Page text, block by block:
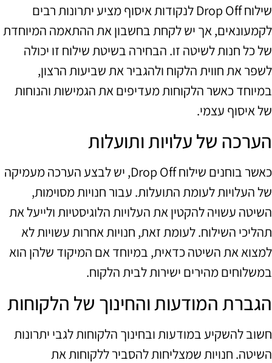
שילוח Drop Off לנקודות איסוף מציע יתרונות רבים
לקמעונאים, אך יש לקחת בחשבון את ההתאמה המיוחדת
של כל חנות לשיטה זו. הבחירה בשיטת שילוח זו יכולה
לשפר את חווית הלקוח ולהגביר את שביעות הרצון,
במיוחד כאשר הלקוחות מעדיפים את הגמישות והנוחות
של איסוף עצמי.
הערכה של עלויות ותועלות
כאשר בוחנים שילוח Drop Off, יש לבצע הערכה מעמיקה
של העלויות לעומת התועלות. עבור חנויות מסוימות,
השיטה עשויה להקטין את העלויות הלוגיסטיות ולייעל את
תהליכי השילוח. לעומת זאת, חנויות אחרות עשויות לא
למצוא את השיטה כדאית, במיוחד אם המיקוד שלהן הוא
במשלוחים מהירים ישירות לבית הלקוח.
הגברת המודעות והחינוך של הלקוחות
חשוב להשקיע במודעות ובחינוך הלקוחות לגבי יתרונות
השיטה. חנויות שמצליחות להסביר ללקוחות את